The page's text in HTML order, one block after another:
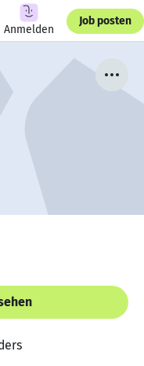
Anmelden
Job posten